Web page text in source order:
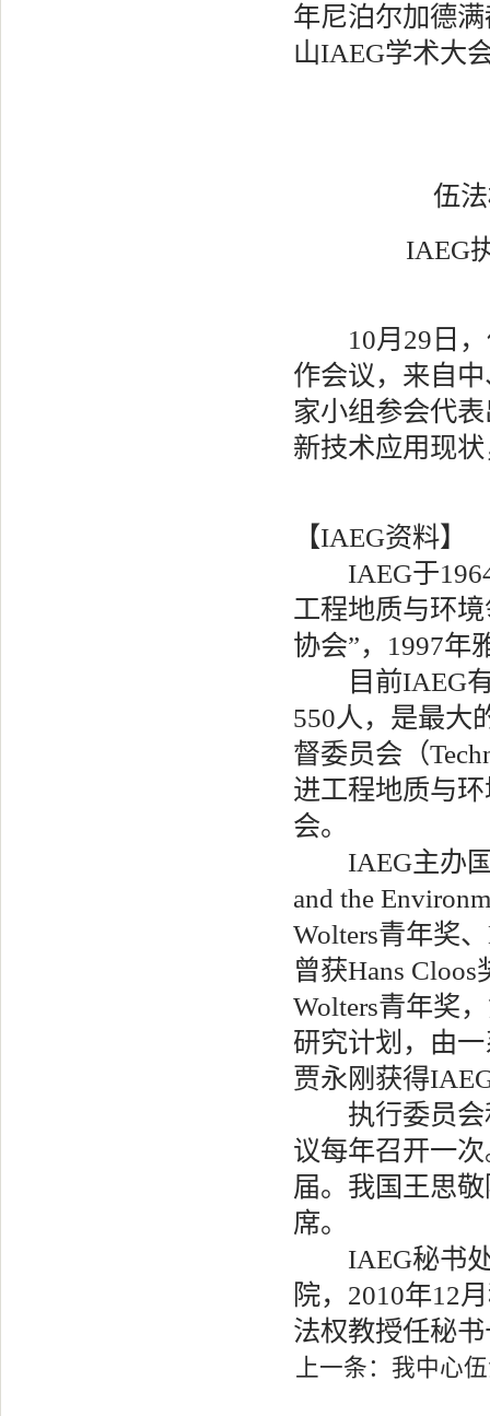
年尼泊尔加德
山IAEG学术大
伍
IAEG
10月29日，
作会议，来自
家小组参会代
新技术应用现
【IAEG资料】
IAEG于1964
工程地质与环
协会”，1997年
目前IAEG有
550人，是最大
督委员会（
进工程地质与
会。
IAEG主办国
and the
Wolters青年奖
曾获Hans
Wolters青年奖
研究计划，由
贾永刚获得
执行委员会
议每年召开一
届。我国王思
席。
IAEG秘书处
院，2010年12
法权教授任秘
上一条： 我中心